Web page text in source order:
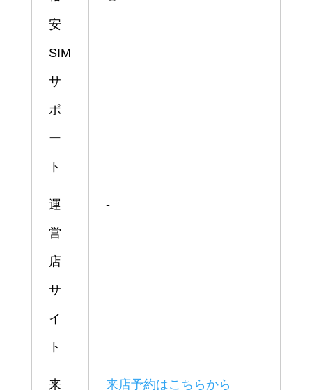
安
SIM
サ
ポ
ー
ト
運
営
店
サ
イ
ト
-
来 来店予約はこちらから